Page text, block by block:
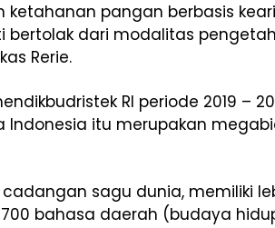
pangan berbasis
bertolak dari modalitas
Rerie.
RI periode 2019 –
itu merupakan
sagu dunia, memiliki
bahasa daerah (budaya